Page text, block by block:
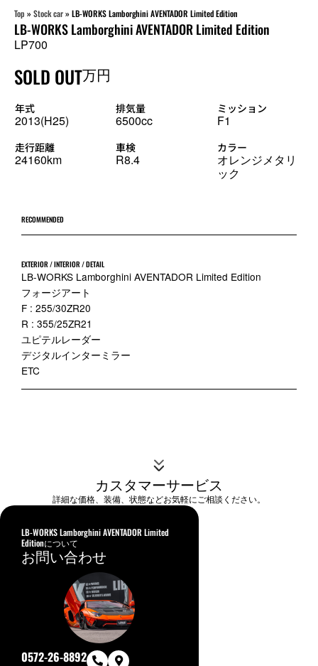
Top »Stock car»LB-WORKS Lamborghini AVENTADOR Limited Edition
LB-WORKS Lamborghini AVENTADOR Limited Edition
LP700
SOLD OUT万円
年式
2013(H25)
排気量
6500cc
ミッション
F1
走行距離
24160km
車検
R8.4
カラー
オレンジメタリ
ック
RECOMMENDED
EXTERIOR / INTERIOR / DETAIL
LB-WORKS Lamborghini AVENTADOR Limited Edition
フォージアート
F : 255/30ZR20
R : 355/25ZR21
ユピテルレーダー
デジタルインターミラー
ETC
カスタマーサービス
詳細な価格、装備、状態などお気軽にご相談ください。
LB-WORKS Lamborghini AVENTADOR Limited
Editionについて
お問い合わせ
0572-26-8892